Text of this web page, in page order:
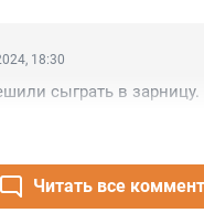
18:30
сыграть в зарницу.
Читать все